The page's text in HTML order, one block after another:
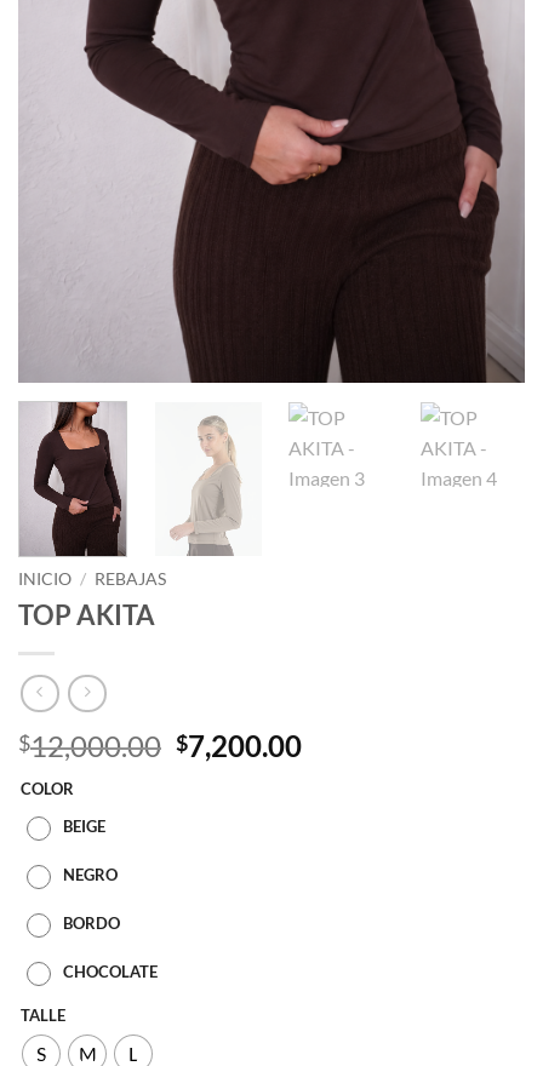
INICIO / REBAJAS
TOP AKITA
$12,000.00 El
precio
$7,200.00El
COLOR
BEIGE
NEGRO
BORDO
CHOCOLATE
TALLE
S M L